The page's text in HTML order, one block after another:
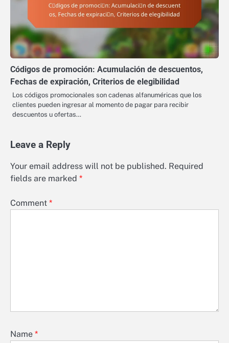
Códigos de promoción: Acumulación de descuentos,
Fechas de expiración, Criterios de elegibilidad
Los códigos promocionales son cadenas alfanuméricas que los
clientes pueden ingresar al momento de pagar para recibir
descuentos u ofertas…
Leave a Reply
Your email address will not be published. Required
fields are marked *
Comment *
Name *